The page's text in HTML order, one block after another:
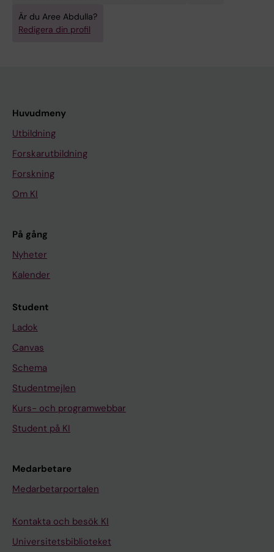
Är du Aree Abdulla?
Redigera din profil
Huvudmeny
Utbildning
Forskarutbildning
Forskning
Om KI
På gång
Nyheter
Kalender
Student
Ladok
Canvas
Schema
Studentmejlen
Kurs- och programwebbar
Student på KI
Medarbetare
Medarbetarportalen
Kontakta och besök KI
Universitetsbiblioteket